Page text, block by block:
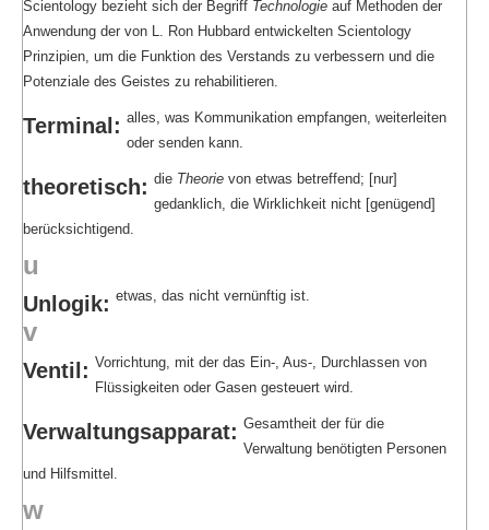
Scientology bezieht sich der Begriff Technologie auf Methoden der
Anwendung der von L. Ron Hubbard entwickelten Scientology
Prinzipien, um die Funktion des Verstands zu verbessern und die
Potenziale des Geistes zu rehabilitieren.
Terminal: alles, was Kommunikation empfangen, weiterleiten
oder senden kann.
theoretisch: die Theorie von etwas betreffend; [nur]
gedanklich, die Wirklichkeit nicht [genügend]
berücksichtigend.
u
Unlogik: etwas, das nicht vernünftig ist.
v
Ventil: Vorrichtung, mit der das Ein-, Aus-, Durchlassen von
Flüssigkeiten oder Gasen gesteuert wird.
Verwaltungsapparat: Gesamtheit der für die
Verwaltung benötigten Personen
und Hilfsmittel.
w